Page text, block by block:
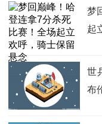
梦
起
世
布